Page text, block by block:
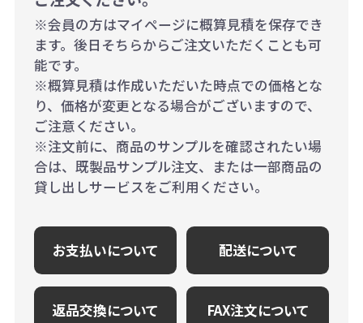
※会員の方はマイページに概算見積を保存でき
ます。後日そちらからご注文いただくことも可
能です。
※概算見積は作成いただいた時点での価格とな
り、価格が変更となる場合がございますので、
ご注意ください。
※注文前に、商品のサンプルを確認されたい場
合は、既製品サンプル注文、または一部商品の
貸し出しサービスをご利用ください。
お支払いについて 配送について
返品交換について FAX注文について